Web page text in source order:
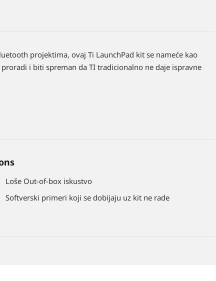
projektima, ovaj Ti LaunchPad kit se nameće kao
i biti spreman da TI tradicionalno ne daje ispravne
Loše Out-of-box iskustvo
Softverski primeri koji se dobijaju uz kit ne rade